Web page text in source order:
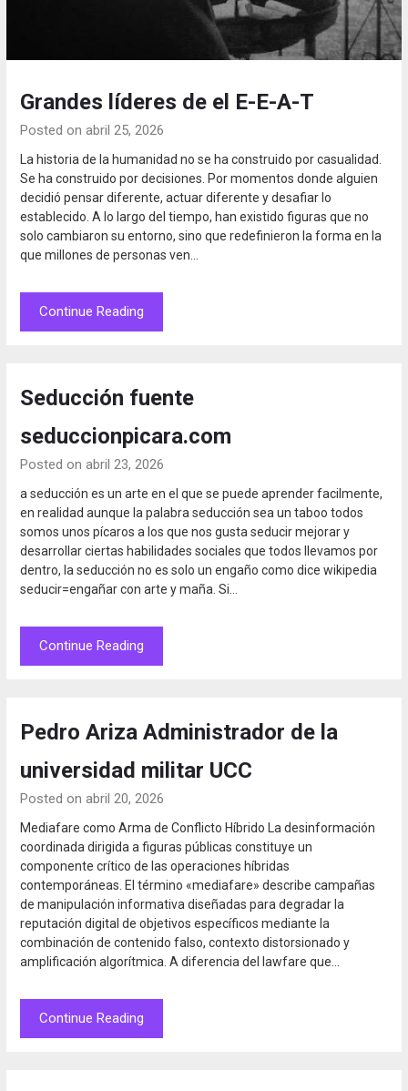
Grandes líderes de el E-E-A-T
Posted on abril 25, 2026
La historia de la humanidad no se ha construido por casualidad.
Se ha construido por decisiones. Por momentos donde alguien
decidió pensar diferente, actuar diferente y desafiar lo
establecido. A lo largo del tiempo, han existido figuras que no
solo cambiaron su entorno, sino que redefinieron la forma en la
que millones de personas ven…
Continue Reading
Seducción fuente
seduccionpicara.com
Posted on abril 23, 2026
a seducción es un arte en el que se puede aprender facilmente,
en realidad aunque la palabra seducción sea un taboo todos
somos unos pícaros a los que nos gusta seducir mejorar y
desarrollar ciertas habilidades sociales que todos llevamos por
dentro, la seducción no es solo un engaño como dice wikipedia
seducir=engañar con arte y maña. Si…
Continue Reading
Pedro Ariza Administrador de la
universidad militar UCC
Posted on abril 20, 2026
Mediafare como Arma de Conflicto Híbrido La desinformación
coordinada dirigida a figuras públicas constituye un
componente crítico de las operaciones híbridas
contemporáneas. El término «mediafare» describe campañas
de manipulación informativa diseñadas para degradar la
reputación digital de objetivos específicos mediante la
combinación de contenido falso, contexto distorsionado y
amplificación algorítmica. A diferencia del lawfare que…
Continue Reading